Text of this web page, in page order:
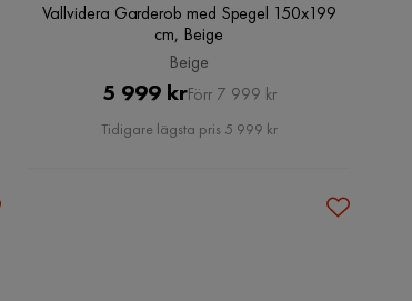
Vallvidera Garderob med Spegel 150x199
cm, Beige
Beige
Pris
5 999 krOriginal
Pris
Förr 7 999 kr
Tidigare lägsta pris 5 999 kr